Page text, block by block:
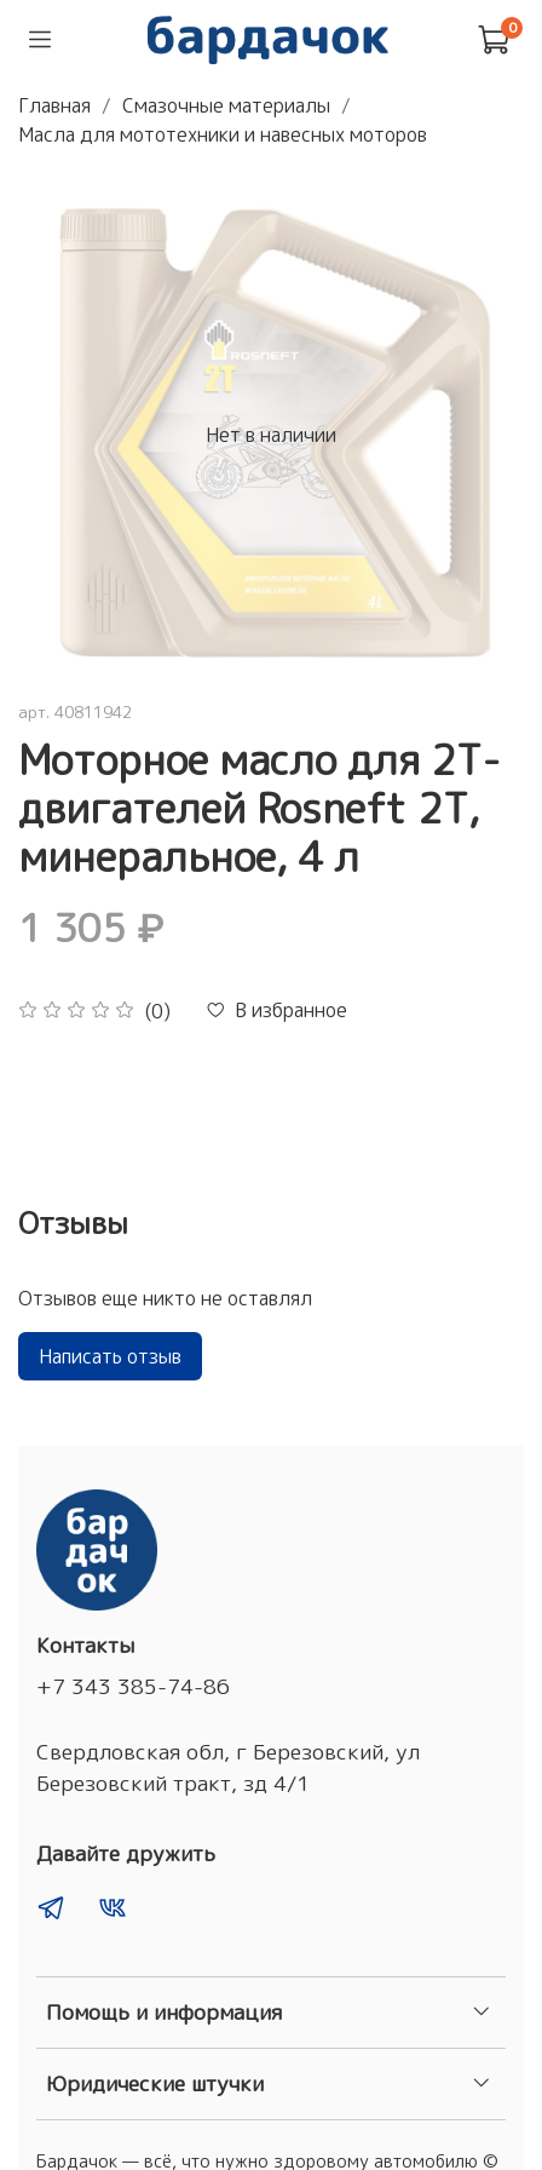
0
Главная
Смазочные материалы
Масла для мототехники и навесных моторов
Нет в наличии
арт. 40811942
Моторное масло для 2Т-
двигателей Rosneft 2Т,
минеральное, 4 л
(0) В избранное
1 305 ₽
Отзывы
Отзывов еще никто не оставлял
Написать отзыв
Помощь и информация
Юридические штучки
Контакты
+7 343 385-74-86
Свердловская обл, г Березовский, ул
Березовский тракт, зд 4/1
Давайте дружить
Бардачок — всё, что нужно здоровому автомобилю ©